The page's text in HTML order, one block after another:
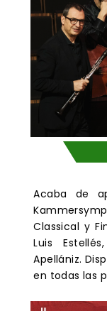
Acaba de
Classical y
Luis
Apellániz.
en todas las